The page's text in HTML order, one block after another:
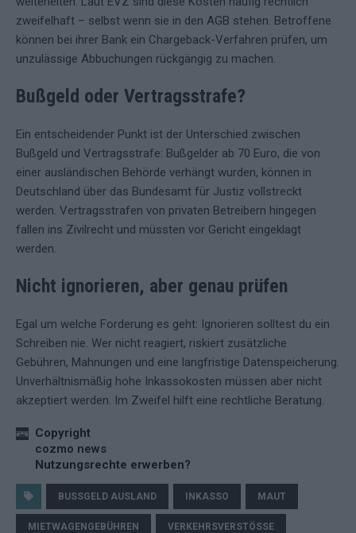
zweifelhaft – selbst wenn sie in den AGB stehen. Betroffene
können bei ihrer Bank ein Chargeback-Verfahren prüfen, um
unzulässige Abbuchungen rückgängig zu machen.
Bußgeld oder Vertragsstrafe?
Ein entscheidender Punkt ist der Unterschied zwischen
Bußgeld und Vertragsstrafe: Bußgelder ab 70 Euro, die von
einer ausländischen Behörde verhängt wurden, können in
Deutschland über das Bundesamt für Justiz vollstreckt
werden. Vertragsstrafen von privaten Betreibern hingegen
fallen ins Zivilrecht und müssten vor Gericht eingeklagt
werden.
Nicht ignorieren, aber genau prüfen
Egal um welche Forderung es geht: Ignorieren solltest du ein
Schreiben nie. Wer nicht reagiert, riskiert zusätzliche
Gebühren, Mahnungen und eine langfristige Datenspeicherung.
Unverhältnismäßig hohe Inkassokosten müssen aber nicht
akzeptiert werden. Im Zweifel hilft eine rechtliche Beratung.
Copyright
cozmo news
Nutzungsrechte erwerben?
BUSSGELD AUSLAND INKASSO MAUT
MIETWAGENGEBÜHREN VERKEHRSVERSTÖSSE